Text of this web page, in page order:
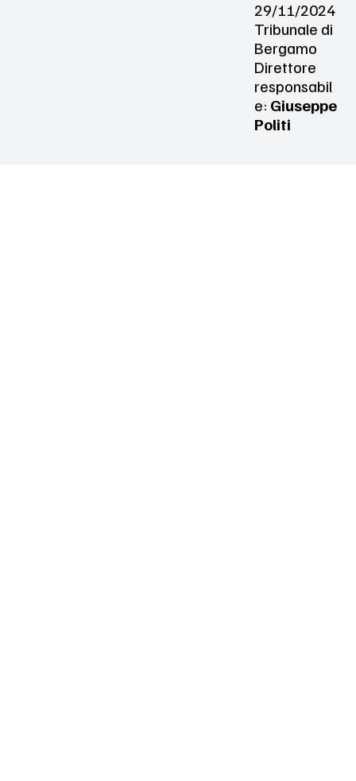
29/11/2024
Tribunale di
Bergamo
Direttore
responsabil
e: Giuseppe
Politi